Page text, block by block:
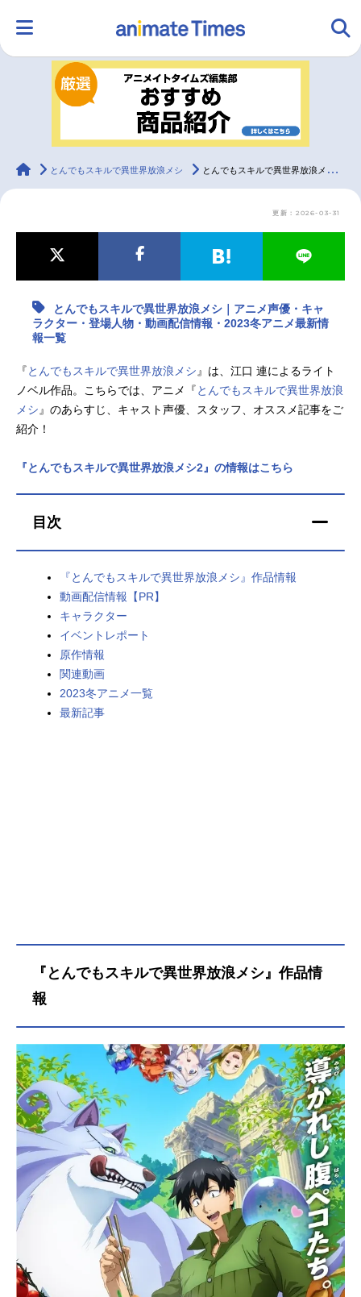
ランキング アニメ
ラジオ
最新記事一覧
アニメ映画一覧 実写化映画一覧
今期アニメ曜日別一覧
秋アニメ 冬アニメ
男性声優/女性声優一覧
animateTimes
とんでもスキルで異世界放浪メシ とんでもスキルで異世界放浪メシ｜アニメ声優・キャラクター・登場人物・動画配信情報・2023冬アニメ最新情報一覧
更新：2026-03-31
とんでもスキルで異世界放浪メシ｜アニメ声優・キャ
ラクター・登場人物・動画配信情報・2023冬アニメ最新情
報一覧
『とんでもスキルで異世界放浪メシ 』は、江口 連によるライト
ノベル作品。こちらでは、アニメ『とんでもスキルで異世界放浪
メシ 』のあらすじ、キャスト声優、スタッフ、オススメ記事をご
紹介！
『とんでもスキルで異世界放浪メシ2』の情報はこちら
目次
『とんでもスキルで異世界放浪メシ』作品情報
動画配信情報【PR】
キャラクター
イベントレポート
原作情報
関連動画
2023冬アニメ一覧
最新記事
『とんでもスキルで異世界放浪メシ』作品情
報